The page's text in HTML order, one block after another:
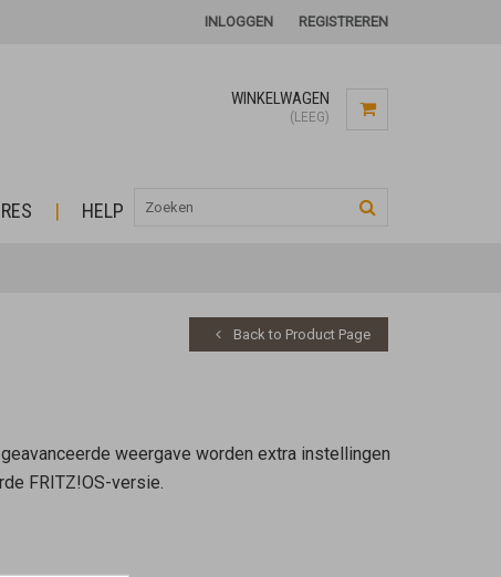
INLOGGEN REGISTREREN
WINKELWAGEN
(LEEG)
HELP
Back to Product Page
weergave worden extra instellingen
FRITZ!OS-versie.